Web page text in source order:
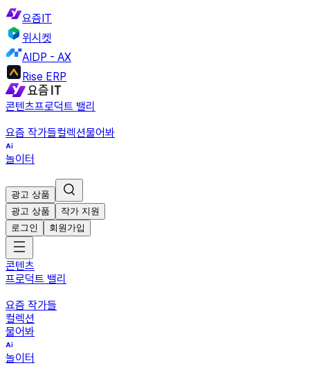
요즘IT
위시켓
AIDP - AX
Rise ERP
콘텐츠프로덕트 밸리
요즘 작가들컬렉션물어봐
놀이터
광고 상품
광고 상품
작가 지원
로그인
회원가입
콘텐츠
프로덕트 밸리
요즘 작가들
컬렉션
물어봐
놀이터